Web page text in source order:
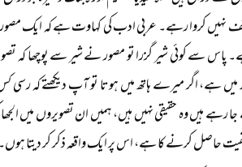
کروا رہے۔ عربی ادب کی کہاوت ہے کہ ایک مصور
پاس سے کوئی شیر گزرا تو مصور نے شیر سے پوچھا کہ
ہے، اگر میرے ہاتھ میں ہوتا تو آپ دیکھتے کہ
رہے ہیں وہ حقیقی نہیں ہیں، ہمیں ان تصویروں میں
حاصل کرنے کا ہے، اس پر ایک واقعہ ذکر کر دیتا ہوں۔